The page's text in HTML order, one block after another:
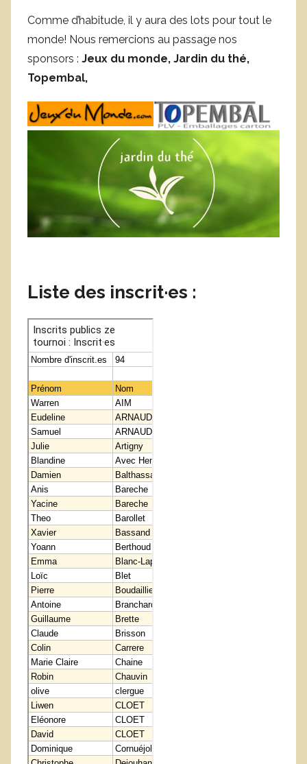
Comme d’habitude, il y aura des lots pour tout le
monde! Nous remercions au passage nos
sponsors : Jeux du monde, Jardin du thé,
Topembal,
Liste des inscrit·es :